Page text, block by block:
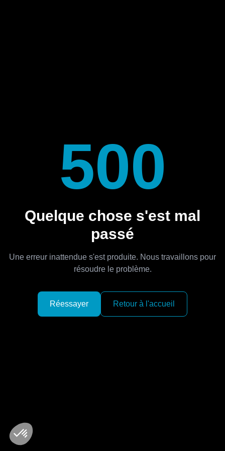
500
Quelque chose s'est mal
passé
Une erreur inattendue s'est produite. Nous travaillons pour
résoudre le problème.
Réessayer Retour à l'accueil